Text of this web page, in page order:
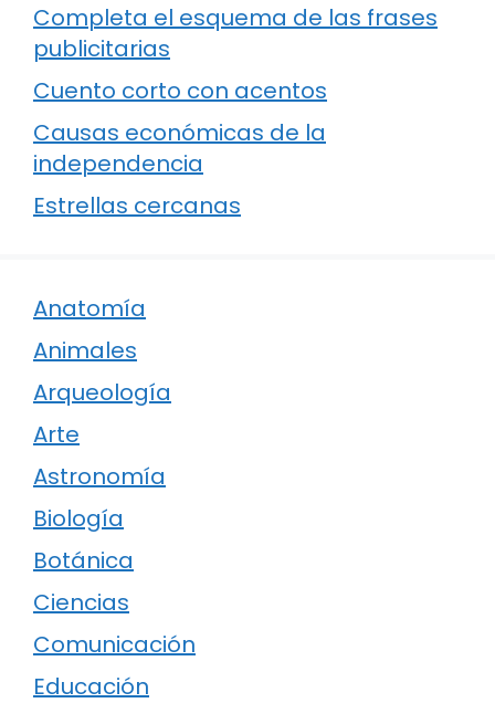
Completa el esquema de las frases
publicitarias
Cuento corto con acentos
Causas económicas de la
independencia
Estrellas cercanas
Anatomía
Animales
Arqueología
Arte
Astronomía
Biología
Botánica
Ciencias
Comunicación
Educación